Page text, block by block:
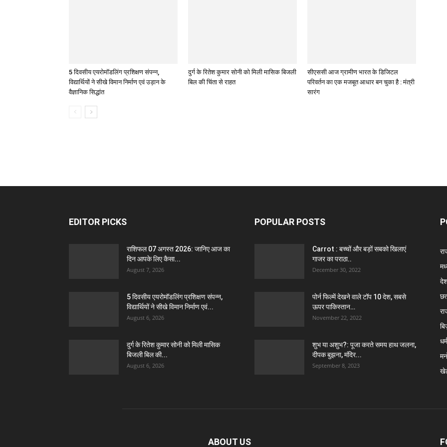
5 दिवसीय एयरोमॉडलिंग प्रशिक्षण संपन्न,
विद्यार्थियों ने सीखे विमान निर्माण एवं उड़ान के
वैज्ञानिक सिद्धांत
दुर्ग के रितेश कुमार सोनी को मिली मासिक बिजली
बिल की चिंता से राहत
सीएससी आज ग्रामीण भारत के डिजिटल
परिवर्तन का एक मजबूत आधार बन चुका है : मंत्री
सारंग
EDITOR PICKS
राशिफल 07 अगस्त 2026: जानिए आज का
दिन आपके लिए कैसा...
August 7, 2026
5 दिवसीय एयरोमॉडलिंग प्रशिक्षण संपन्न,
विद्यार्थियों ने सीखे विमान निर्माण एवं...
August 6, 2026
दुर्ग के रितेश कुमार सोनी को मिली मासिक
बिजली बिल की...
August 6, 2026
POPULAR POSTS
Carrot : बच्चों और बड़ों सबको खिलाएं
गाजर का पराठा..
December 30, 2022
पोर्न फिल्में देखने वाले टॉप 10 देश, सबसे
ऊपर पाकिस्तान…
November 22, 2022
शुभ या अशुभ?: पूजा करते समय हाथ जलना,
दीपक बुझना, मंदिर...
September 8, 2023
धर्म
ABOUT US